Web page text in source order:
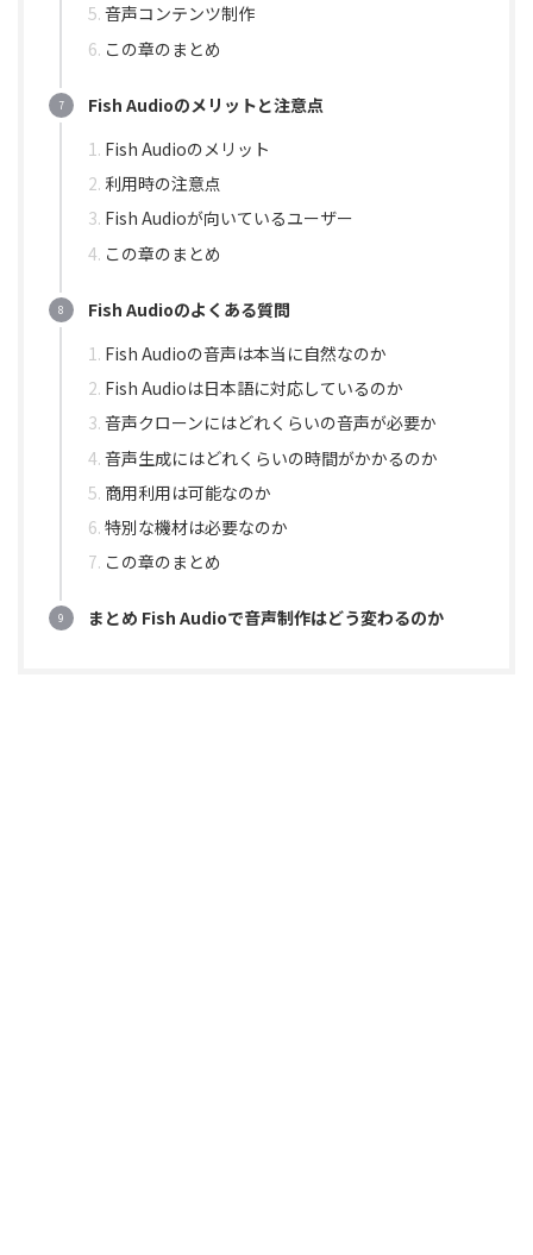
音声コンテンツ制作
この章のまとめ
Fish Audioのメリットと注意点
Fish Audioのメリット
利用時の注意点
Fish Audioが向いているユーザー
この章のまとめ
Fish Audioのよくある質問
Fish Audioの音声は本当に自然なのか
Fish Audioは日本語に対応しているのか
音声クローンにはどれくらいの音声が必要か
音声生成にはどれくらいの時間がかかるのか
商用利用は可能なのか
特別な機材は必要なのか
この章のまとめ
まとめ Fish Audioで音声制作はどう変わるのか